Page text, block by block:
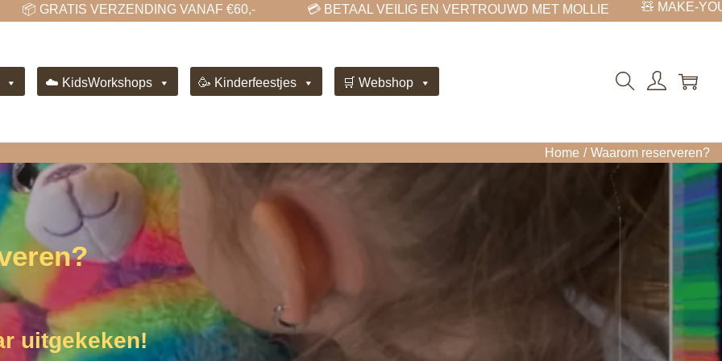
GRATIS VERZENDING VANAF €60,- 💳 BETAAL VEILIG EN VERTROUWD MET MOLLIE 🧸 MAKE-YOUR-
☁️ KidsWorkshops 🥳 Kinderfeestjes 🛒 Webshop
Home / Waarom reserveren?
uitgekeken!